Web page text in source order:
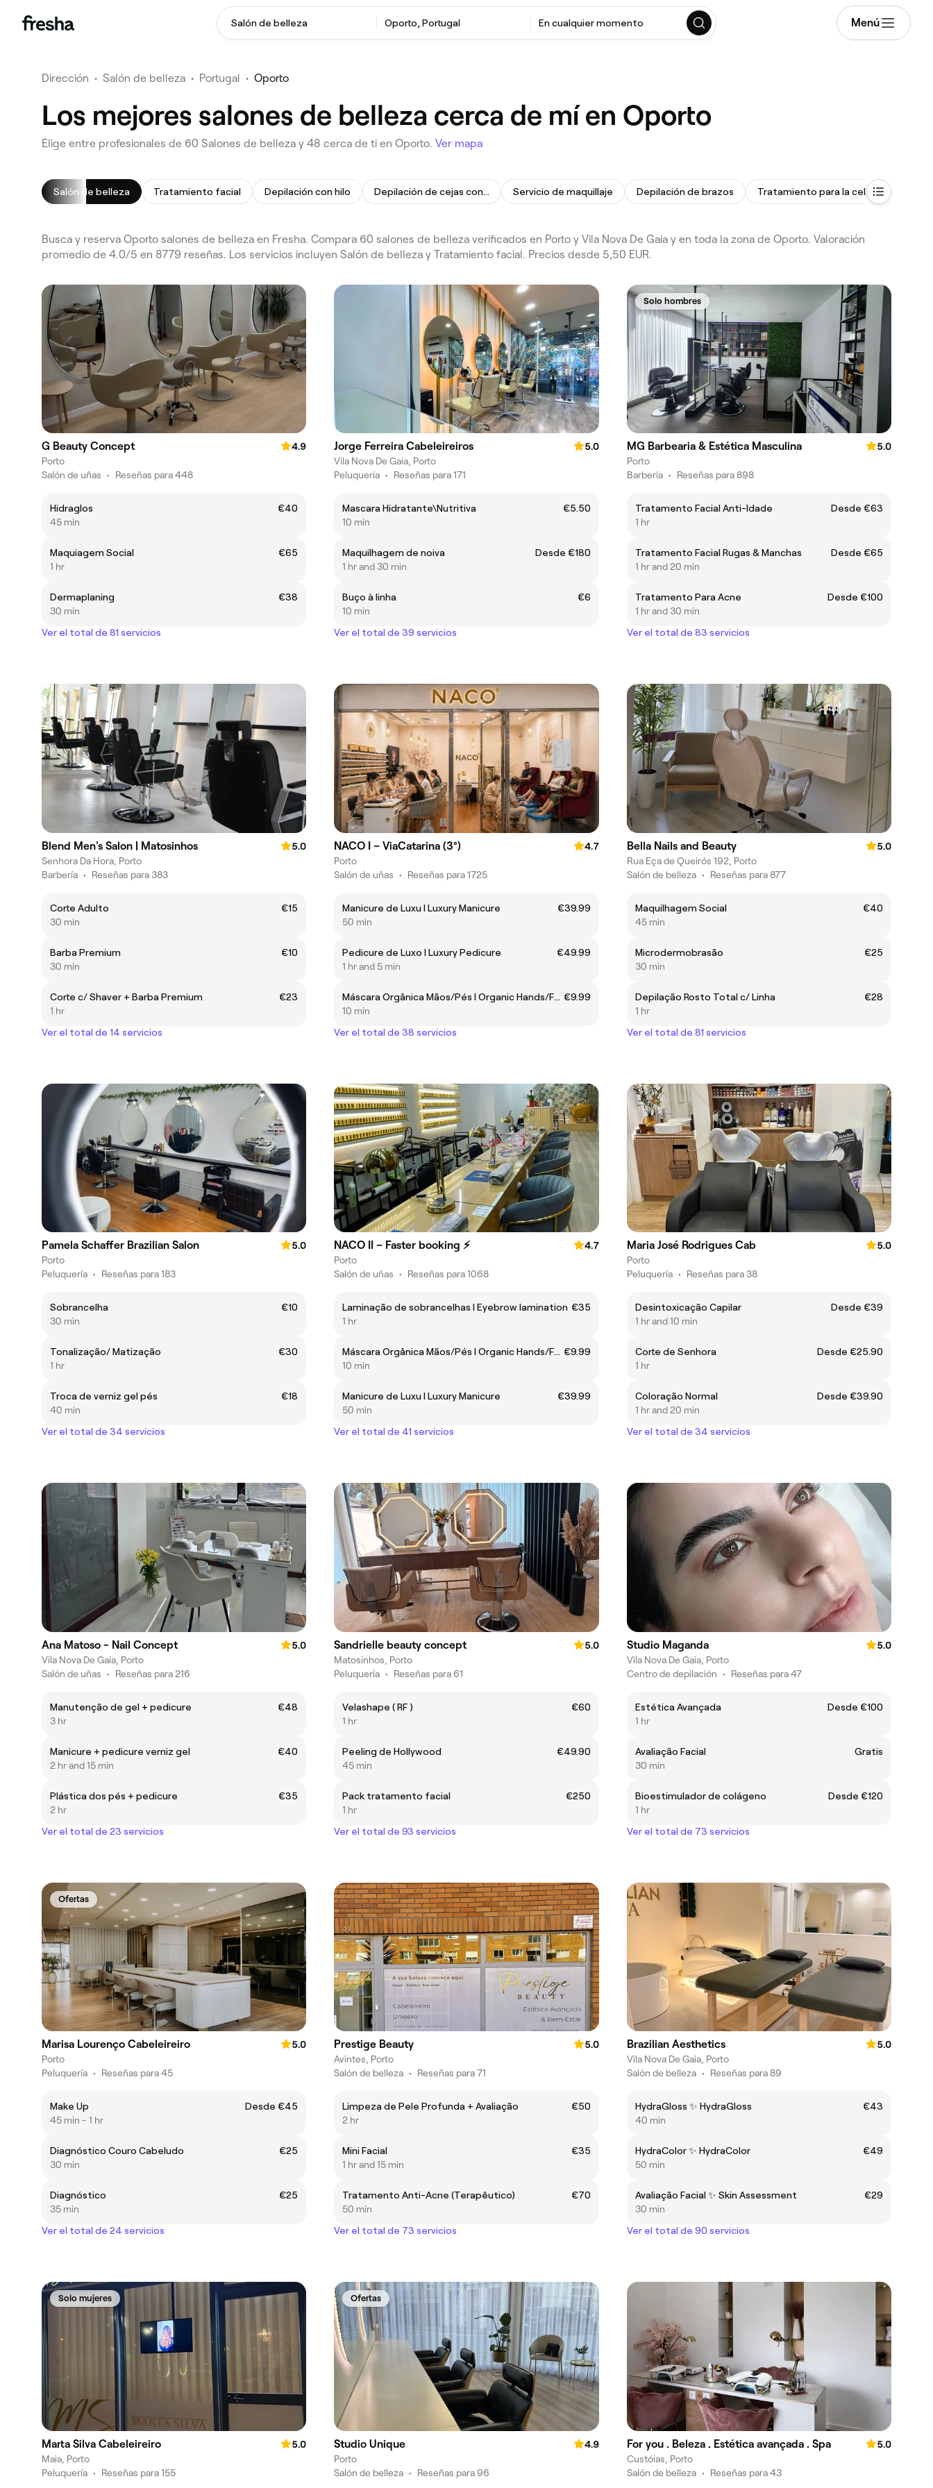
Salón de belleza Oporto, Portugal En cualquier momento Menú
Dirección • Salón de belleza • Portugal • Oporto
Los mejores salones de belleza cerca de mí en Oporto
Elige entre profesionales de 60 Salones de belleza y 48 cerca de ti en Oporto. Ver mapa
Salón de belleza Tratamiento facial Depilación con hilo Depilación de cejas con hilo Servicio de maquillaje Depilación de brazos Tratamiento para la celulitis
Busca y reserva Oporto salones de belleza en Fresha. Compara 60 salones de belleza verificados en Porto y Vila Nova De Gaia y en toda la zona de Oporto. Valoración
promedio de 4.0/5 en 8779 reseñas. Los servicios incluyen Salón de belleza y Tratamiento facial. Precios desde 5,50 EUR.
G Beauty Concept
4.9
Porto
Salón de uñas • Reseñas para 448
Hidraglos
€40
45 min
Maquiagem Social
€65
1 hr
Dermaplaning
€38
30 min
Ver el total de 81 servicios
Jorge Ferreira Cabeleireiros
5.0
Vila Nova De Gaia, Porto
Peluquería • Reseñas para 171
Mascara Hidratante\Nutritiva
€5.50
10 min
Maquilhagem de noiva
Desde €180
1 hr and 30 min
Buço à linha
€6
10 min
Ver el total de 39 servicios
Solo hombres
MG Barbearia & Estética Masculina
5.0
Porto
Barbería • Reseñas para 898
Tratamento Facial Anti-Idade
Desde €63
1 hr
Tratamento Facial Rugas & Manchas
Desde €65
1 hr and 20 min
Tratamento Para Acne
Desde €100
1 hr and 30 min
Ver el total de 83 servicios
Blend Men's Salon | Matosinhos
5.0
Senhora Da Hora, Porto
Barbería • Reseñas para 383
Corte Adulto
€15
30 min
Barba Premium
€10
30 min
Corte c/ Shaver + Barba Premium
€23
1 hr
Ver el total de 14 servicios
NACO I – ViaCatarina (3°)
4.7
Porto
Salón de uñas • Reseñas para 1725
Manicure de Luxu l Luxury Manicure
€39.99
50 min
Pedicure de Luxo l Luxury Pedicure
€49.99
1 hr and 5 min
Máscara Orgânica Mãos/Pés l Organic Hands/Foot Mask €9.99
10 min
Ver el total de 38 servicios
Bella Nails and Beauty
5.0
Rua Eça de Queirós 192, Porto
Salón de belleza • Reseñas para 877
Maquilhagem Social
€40
45 min
Microdermobrasão
€25
30 min
Depilação Rosto Total c/ Linha
€28
1 hr
Ver el total de 81 servicios
Pamela Schaffer Brazilian Salon
5.0
Porto
Peluquería • Reseñas para 183
Sobrancelha
€10
30 min
Tonalização/ Matização
€30
1 hr
Troca de verniz gel pés
€18
40 min
Ver el total de 34 servicios
NACO II – Faster booking ⚡
4.7
Porto
Salón de uñas • Reseñas para 1068
Laminação de sobrancelhas l Eyebrow lamination €35
1 hr
Máscara Orgânica Mãos/Pés l Organic Hands/Foot Mask €9.99
10 min
Manicure de Luxu l Luxury Manicure
€39.99
50 min
Ver el total de 41 servicios
Maria José Rodrigues Cab
5.0
Porto
Peluquería • Reseñas para 38
Desintoxicação Capilar
Desde €39
1 hr and 10 min
Corte de Senhora
Desde €25.90
1 hr
Coloração Normal
Desde €39.90
1 hr and 20 min
Ver el total de 34 servicios
Ana Matoso - Nail Concept
5.0
Vila Nova De Gaia, Porto
Salón de uñas • Reseñas para 216
Manutenção de gel + pedicure
€48
3 hr
Manicure + pedicure verniz gel
€40
2 hr and 15 min
Plástica dos pés + pedicure
€35
2 hr
Ver el total de 23 servicios
Sandrielle beauty concept
5.0
Matosinhos, Porto
Peluquería • Reseñas para 61
Velashape ( RF )
€60
1 hr
Peeling de Hollywood
€49.90
45 min
Pack tratamento facial
€250
1 hr
Ver el total de 93 servicios
Studio Maganda
5.0
Vila Nova De Gaia, Porto
Centro de depilación • Reseñas para 47
Estética Avançada
Desde €100
1 hr
Avaliação Facial
Gratis
30 min
Bioestimulador de colágeno
Desde €120
1 hr
Ver el total de 73 servicios
Ofertas
Marisa Lourenço Cabeleireiro
5.0
Porto
Peluquería • Reseñas para 45
Make Up
Desde €45
45 min - 1 hr
Diagnóstico Couro Cabeludo
€25
30 min
Diagnóstico
€25
35 min
Ver el total de 24 servicios
Prestige Beauty
5.0
Avintes, Porto
Salón de belleza • Reseñas para 71
Limpeza de Pele Profunda + Avaliação
€50
2 hr
Mini Facial
€35
1 hr and 15 min
Tratamento Anti-Acne (Terapêutico)
€70
50 min
Ver el total de 73 servicios
Brazilian Aesthetics
5.0
Vila Nova De Gaia, Porto
Salón de belleza • Reseñas para 89
HydraGloss ✨ HydraGloss
€43
40 min
HydraColor ✨ HydraColor
€49
50 min
Avaliação Facial ✨ Skin Assessment
€29
30 min
Ver el total de 90 servicios
Solo mujeres
Marta Silva Cabeleireiro
5.0
Maia, Porto
Peluquería • Reseñas para 155
Ofertas
Studio Unique
4.9
Porto
Salón de belleza • Reseñas para 96
For you . Beleza . Estética avançada . Spa
5.0
Custóias, Porto
Salón de belleza • Reseñas para 43